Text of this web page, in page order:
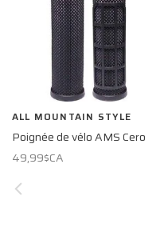
ALL MOUNTAIN STYLE
Poignée de vélo AMS Cero
49,99$CA